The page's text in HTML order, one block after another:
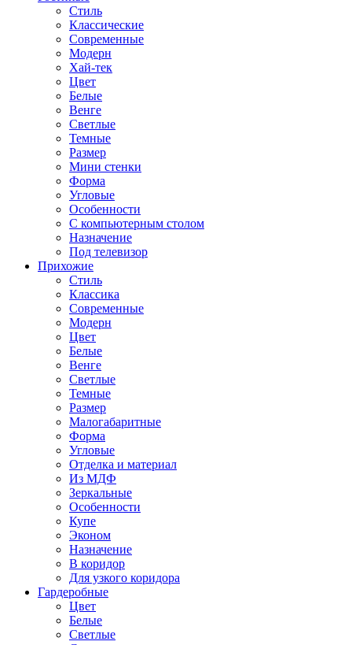
Стиль
Классические
Современные
Модерн
Хай-тек
Цвет
Белые
Венге
Светлые
Темные
Размер
Мини стенки
Форма
Угловые
Особенности
С компьютерным столом
Назначение
Под телевизор
Прихожие
Стиль
Классика
Современные
Модерн
Цвет
Белые
Венге
Светлые
Темные
Размер
Малогабаритные
Форма
Угловые
Отделка и материал
Из МДФ
Зеркальные
Особенности
Купе
Эконом
Назначение
В коридор
Для узкого коридора
Гардеробные
Цвет
Белые
Светлые